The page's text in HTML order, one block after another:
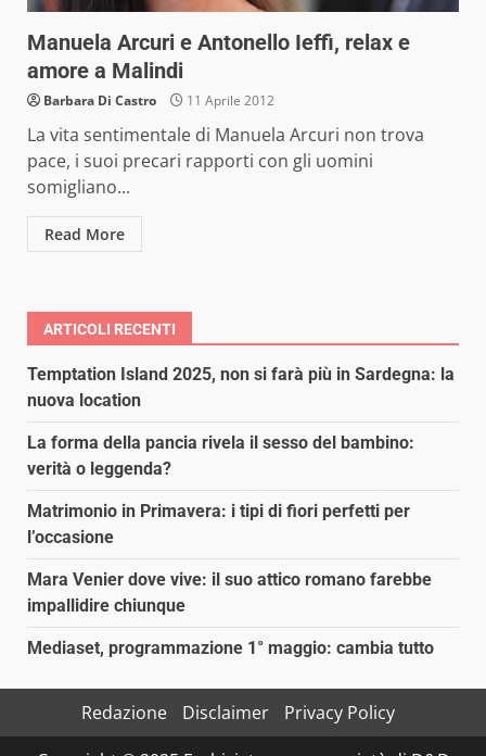
Manuela Arcuri e Antonello Ieffi, relax e
amore a Malindi
Barbara Di Castro 11 Aprile 2012
La vita sentimentale di Manuela Arcuri non trova
pace, i suoi precari rapporti con gli uomini
somigliano...
Read More
ARTICOLI RECENTI
Temptation Island 2025, non si farà più in Sardegna: la
nuova location
La forma della pancia rivela il sesso del bambino:
verità o leggenda?
Matrimonio in Primavera: i tipi di fiori perfetti per
l’occasione
Mara Venier dove vive: il suo attico romano farebbe
impallidire chiunque
Mediaset, programmazione 1° maggio: cambia tutto
Redazione Disclaimer
Privacy Policy